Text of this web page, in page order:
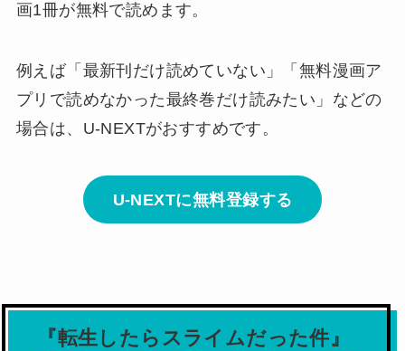
画1冊が無料で読めます。
例えば「最新刊だけ読めていない」「無料漫画ア
プリで読めなかった最終巻だけ読みたい」などの
場合は、U-NEXTがおすすめです。
U-NEXTに無料登録する
『転生したらスライムだった件』